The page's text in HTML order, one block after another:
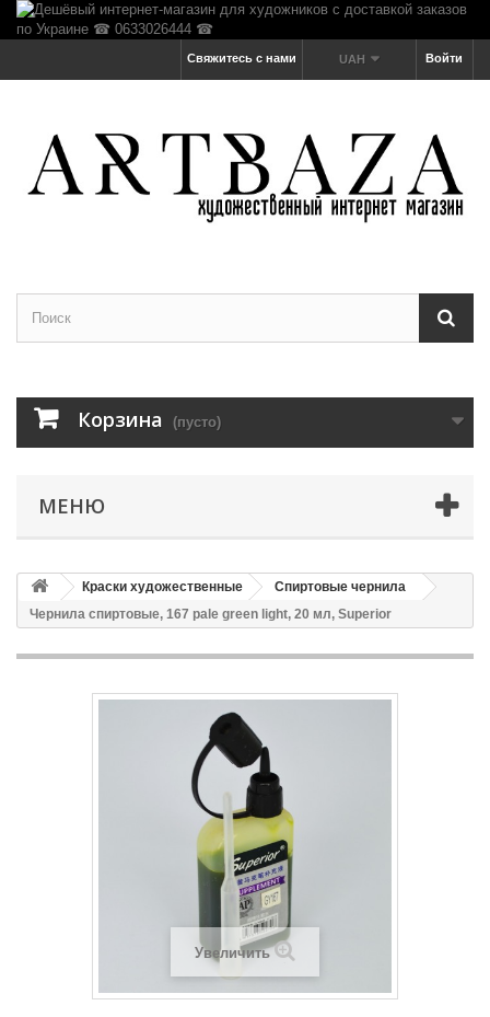
Войти
UAH
Свяжитесь с нами
Корзина (пусто)
МЕНЮ
Краски художественные
Спиртовые чернила
Чернила спиртовые, 167 pale green light, 20 мл, Superior
Увеличить